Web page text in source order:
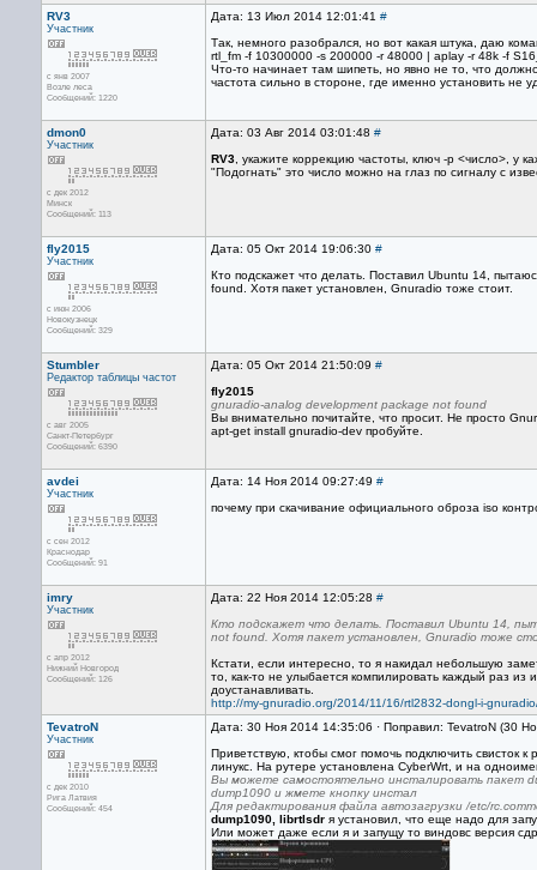
RV3
Участник
с янв 2007
Возле леса
Сообщений: 1220
Дата: 13 Июл 2014 12:01:41 #
Так, немного разобрался, но вот какая штука, даю
rtl_fm -f 10300000 -s 200000 -r 48000 | aplay -r 48k -f
Что-то начинает там шипеть, но явно не то, что
частота сильно в стороне, где именно установить не
dmon0
Участник
с дек 2012
Минск
Сообщений: 113
Дата: 03 Авг 2014 03:01:48 #
RV3 , укажите коррекцию частоты, ключ -p <число>, у
"Подогнать" это число можно на глаз по сигналу с
fly2015
Участник
с июн 2006
Новокузнецк
Сообщений: 329
Дата: 05 Окт 2014 19:06:30 #
Кто подскажет что делать. Поставил Ubuntu 14,
found. Хотя пакет установлен, Gnuradio тоже стоит.
Stumbler
Редактор таблицы частот
с авг 2005
Санкт-Петербург
Сообщений: 6390
Дата: 05 Окт 2014 21:50:09 #
fly2015
gnuradio-analog development package not found
Вы внимательно почитайте, что просит. Не просто
apt-get install gnuradio-dev пробуйте.
avdei
Участник
с сен 2012
Краснодар
Сообщений: 91
Дата: 14 Ноя 2014 09:27:49 #
почему при скачивание официального оброза iso
imry
Участник
с апр 2012
Нижний Новгород
Сообщений: 126
Дата: 22 Ноя 2014 12:05:28 #
Кто подскажет что делать. Поставил Ubuntu 14,
not found. Хотя пакет установлен, Gnuradio тоже
Кстати, если интересно, то я накидал небольшую
то, как-то не улыбается компилировать каждый раз из
доустанавливать.
http://my-gnuradio.org/2014/11/16/rtl2832-dongl-i-
TevatroN
Участник
с дек 2010
Рига Латвия
Сообщений: 454
Дата: 30 Ноя 2014 14:35:06 · Поправил: TevatroN (30
Приветствую, ктобы смог помочь подключить свисток к
линукс. На рутере установлена CyberWrt, и на
Вы можете самостоятельно инсталировать пакет
dump1090 и жмете кнопку инстал
Для редактирования файла автозагрузки /etc/
dump1090, librtlsdr я установил, что еще надо для
Или может даже если я и запущу то виндовс версия